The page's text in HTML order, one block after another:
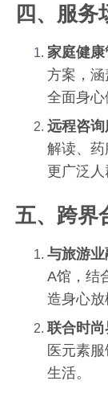
四、服务
家庭健康
方案，
全面身心
远程咨询
解读、
更广泛人
五、跨界
与旅游业
A馆，结
造身心放
联合时尚
医元素
生活。